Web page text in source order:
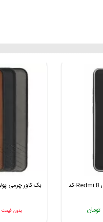
بدون قیمت
بک کاور فشن کیس مخصوص Redmi 8-کد